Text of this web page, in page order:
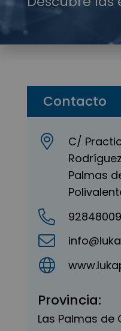
Contacto
C/
Palmas
Provincia:
Las Palmas de